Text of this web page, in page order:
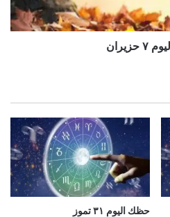
حظك اليوم ٣١ تموز